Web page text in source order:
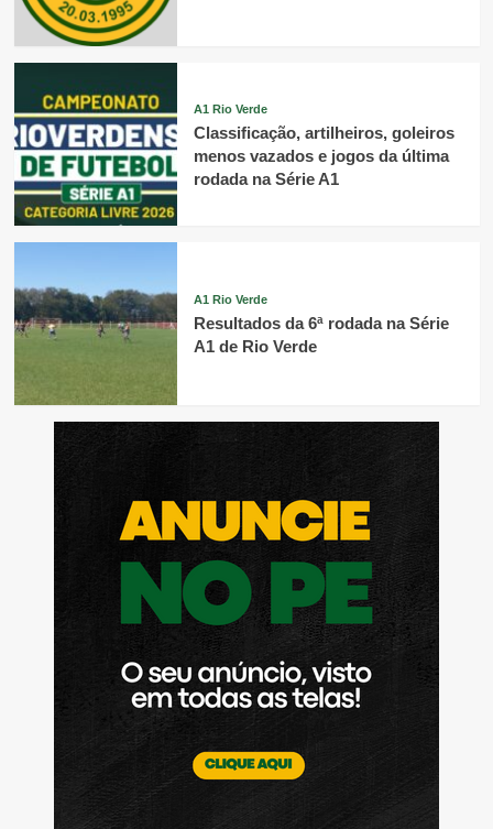
A1 Rio Verde
Classificação, artilheiros, goleiros
menos vazados e jogos da última
rodada na Série A1
A1 Rio Verde
Resultados da 6ª rodada na Série
A1 de Rio Verde